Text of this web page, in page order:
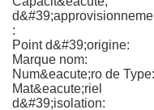
:
Point d&#39;origine:
Marque nom:
Num&eacute;ro de Type:
Mat&eacute;riel
d&#39;isolation: